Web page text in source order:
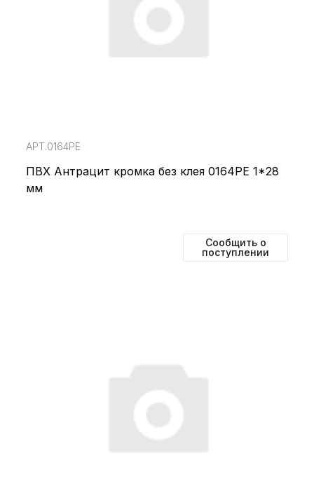
АРТ.0164РЕ
ПВХ Антрацит кромка без клея 0164РЕ 1*28
мм
Сообщить о
поступлении